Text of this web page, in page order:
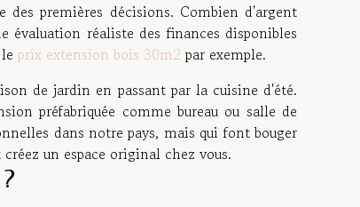
premières décisions. Combien d'argent
réaliste des finances disponibles
prix extension bois 30m2 par exemple.
de jardin en passant par la cuisine d'été.
préfabriquée comme bureau ou salle de
dans notre pays, mais qui font bouger
un espace original chez vous.